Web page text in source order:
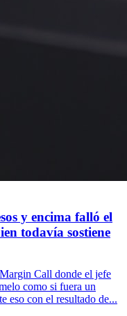
y encima falló el
todavía sostiene
Call donde el jefe
como si fuera un
eso con el resultado de...